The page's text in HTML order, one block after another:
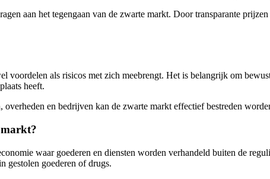
aan het tegengaan van de zwarte markt. Door transparante
voordelen als risicos met zich meebrengt. Het is belangrijk om
heeft.
en bedrijven kan de zwarte markt effectief bestreden
markt?
waar goederen en diensten worden verhandeld buiten de
gestolen goederen of drugs.